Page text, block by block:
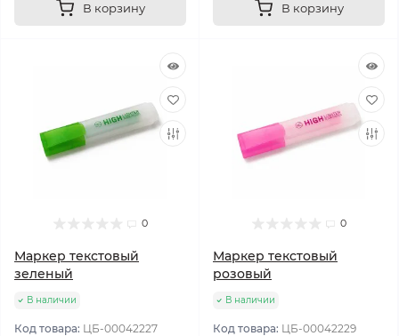
В корзину В корзину
0
Маркер текстовый
зеленый
В наличии
Код товара: ЦБ-00042227
0
Маркер текстовый
розовый
В наличии
Код товара: ЦБ-00042229